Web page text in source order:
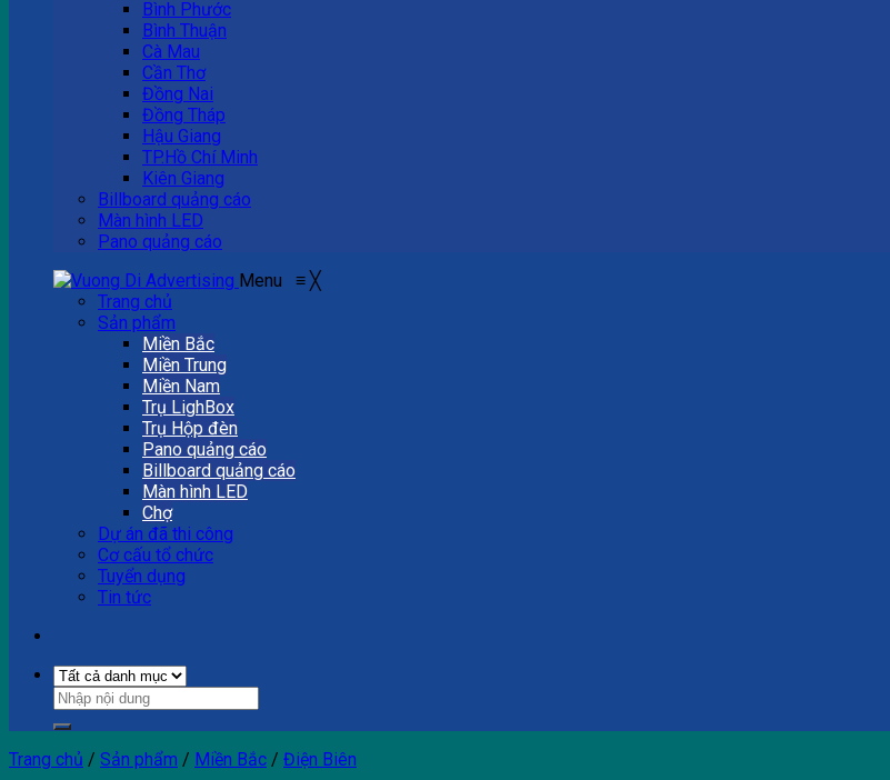
Bình Phước
Bình Thuận
Cà Mau
Cần Thơ
Đồng Nai
Đồng Tháp
Hậu Giang
TP.Hồ Chí Minh
Kiên Giang
Billboard quảng cáo
Màn hình LED
Pano quảng cáo
Menu ≡ ╳
Trang chủ
Sản phẩm
Miền Bắc
Miền Trung
Miền Nam
Trụ LighBox
Trụ Hộp đèn
Pano quảng cáo
Billboard quảng cáo
Màn hình LED
Chợ
Dự án đã thi công
Cơ cấu tổ chức
Tuyển dụng
Tin tức
Trang chủ / Sản phẩm / Miền Bắc / Điện Biên